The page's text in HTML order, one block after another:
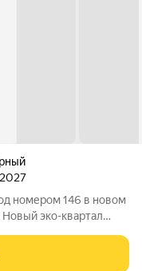
2027
номером 146 в новом
эко-квартал
пл. Калинина. Это